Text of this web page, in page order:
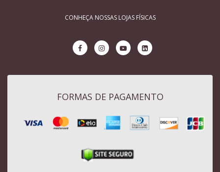
CONHEÇA NOSSAS LOJAS FÍSICAS
FORMAS DE PAGAMENTO